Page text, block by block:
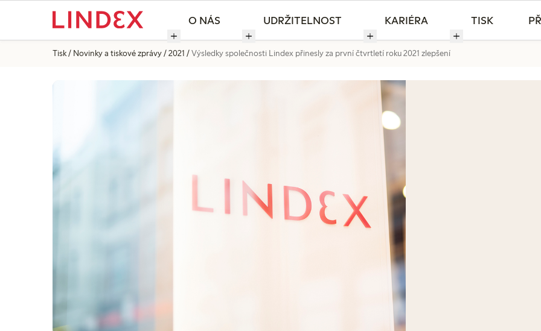
O NÁS UDRŽITELNOST KARIÉRA TISK
Tisk Novinky a tiskové zprávy 2021 Výsledky společnosti Lindex přinesly za první čtvrtletí roku 2021 zlepšení